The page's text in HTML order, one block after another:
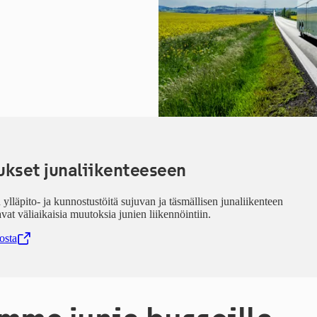
junaliikenteeseen
ja kunnostustöitä sujuvan ja täsmällisen junaliikenteen
väliaikaisia muutoksia junien liikennöintiin.